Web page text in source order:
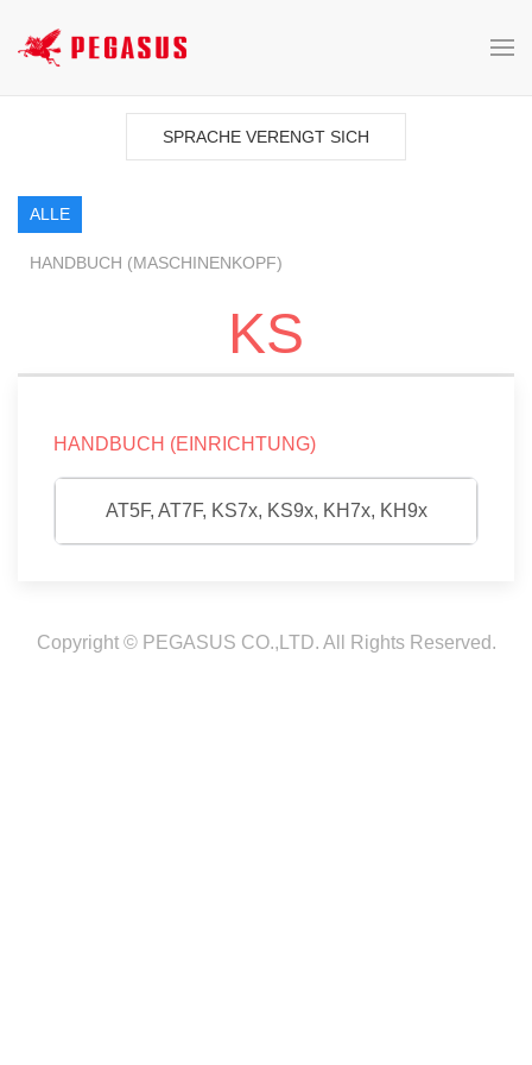
SPRACHE VERENGT SICH
ALLE
HANDBUCH (MASCHINENKOPF)
KS
HANDBUCH (EINRICHTUNG)
AT5F, AT7F, KS7x, KS9x, KH7x, KH9x
Copyright © PEGASUS CO.,LTD. All Rights Reserved.